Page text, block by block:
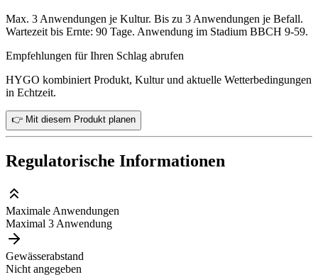
Max. 3 Anwendungen je Kultur. Bis zu 3 Anwendungen je Befall.
Wartezeit bis Ernte: 90 Tage. Anwendung im Stadium BBCH 9-59.
Empfehlungen für Ihren Schlag abrufen
HYGO kombiniert Produkt, Kultur und aktuelle Wetterbedingungen
in Echtzeit.
👉 Mit diesem Produkt planen
Regulatorische Informationen
Maximale Anwendungen
Maximal 3 Anwendung
Gewässerabstand
Nicht angegeben